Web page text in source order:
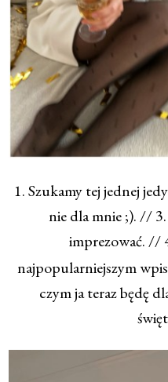
1. Szukamy tej jednej
nie dla mnie ;). //
imprezować. //
najpopularniejszym
czym ja teraz będę